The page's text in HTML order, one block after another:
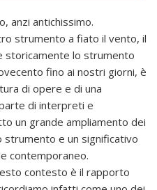
anzi antichissimo.
strumento a fiato il vento, il
storicamente lo strumento
fino ai nostri giorni, è
di opere e di una
di interpreti e
un grande ampliamento dei
e un significativo
contemporaneo.
contesto è il rapporto